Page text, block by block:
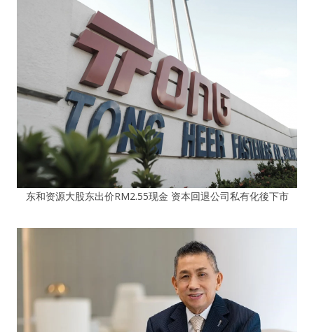
东和资源大股东出价RM2.55现金 资本回退公司私有化後下市